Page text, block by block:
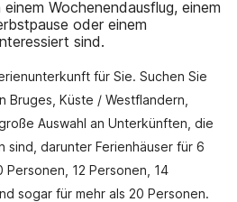
Wochenendausflug, einem
oder einem
sind.
für Sie. Suchen Sie
Bruges, Küste / Westflandern,
Auswahl an Unterkünften, die
sind, darunter Ferienhäuser für 6
Personen, 12 Personen, 14
sogar für mehr als 20 Personen.